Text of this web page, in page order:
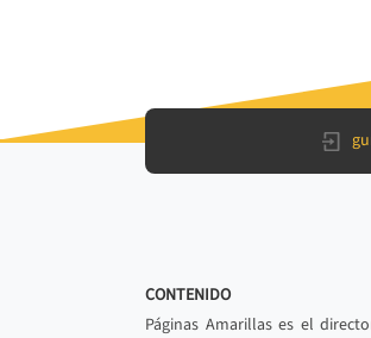
CONTENIDO
Páginas Amarillas es el